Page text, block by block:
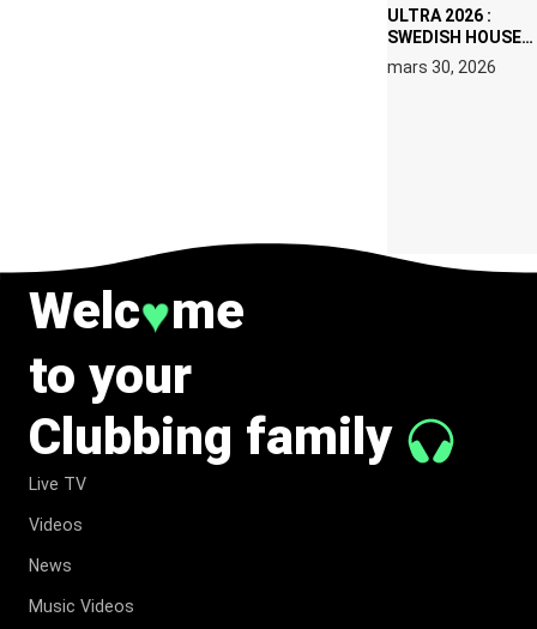
ULTRA 2026 :
SWEDISH HOUSE
MAFIA RETROUVE
ERIC PRYDZ DANS
mars 30, 2026
Welc♥me
to your
Clubbing family
Live TV
Videos
News
Music Videos